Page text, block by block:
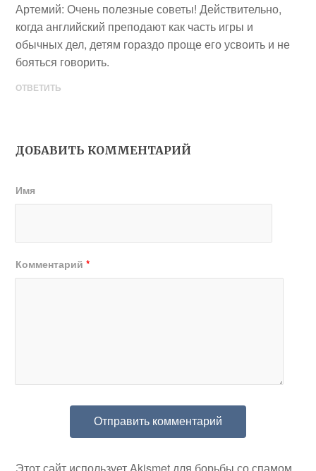
Артемий: Очень полезные советы! Действительно,
когда английский преподают как часть игры и
обычных дел, детям гораздо проще его усвоить и не
бояться говорить.
ОТВЕТИТЬ
ДОБАВИТЬ КОММЕНТАРИЙ
Имя
Комментарий*
Этот сайт использует Akismet для борьбы со спамом.